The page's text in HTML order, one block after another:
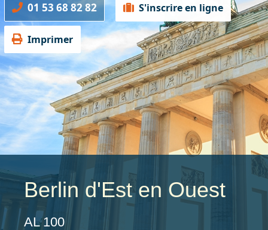
01 53 68 82 82 S'inscrire en ligne
Imprimer
Berlin d'Est en Ouest
AL 100